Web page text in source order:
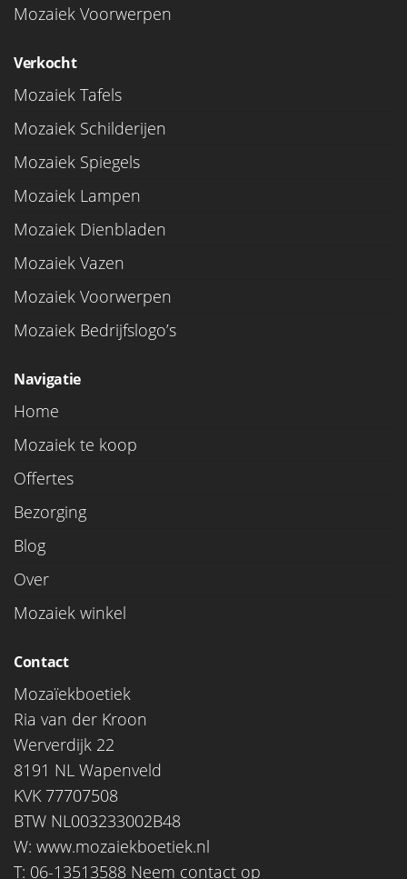
Mozaiek Voorwerpen
Verkocht
Mozaiek Tafels
Mozaiek Schilderijen
Mozaiek Spiegels
Mozaiek Lampen
Mozaiek Dienbladen
Mozaiek Vazen
Mozaiek Voorwerpen
Mozaiek Bedrijfslogo’s
Navigatie
Home
Mozaiek te koop
Offertes
Bezorging
Blog
Over
Mozaiek winkel
Contact
Mozaïekboetiek
Ria van der Kroon
Werverdijk 22
8191 NL Wapenveld
KVK 77707508
BTW NL003233002B48
W: www.mozaiekboetiek.nl
T: 06-13513588 Neem contact op